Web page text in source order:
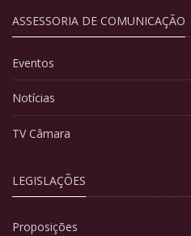
ASSESSORIA DE COMUNICAÇÃO
Eventos
Notícias
TV Câmara
LEGISLAÇÕES
Proposições